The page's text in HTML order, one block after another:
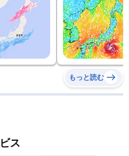
もっと読む
ス